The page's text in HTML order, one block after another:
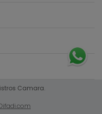
Camara.